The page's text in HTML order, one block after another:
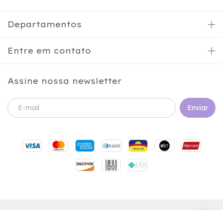
Departamentos
Entre em contato
Assine nossa newsletter